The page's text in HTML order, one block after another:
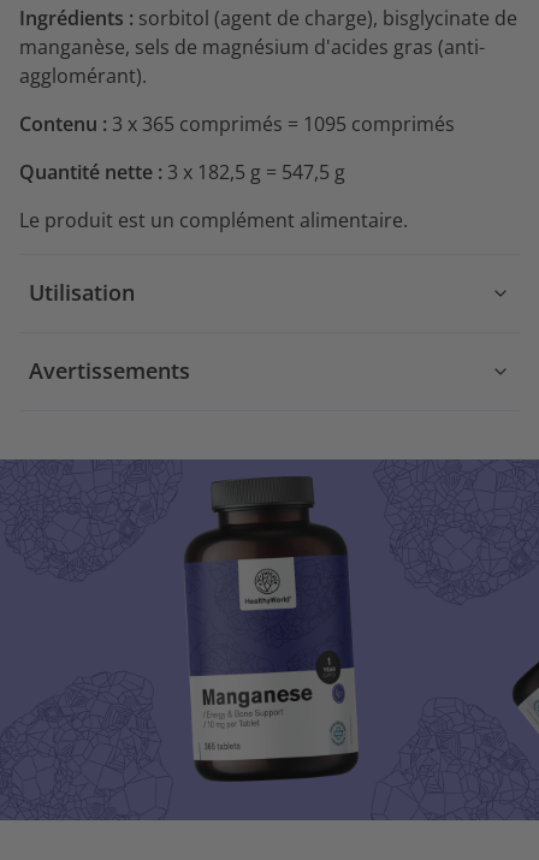
Ingrédients : sorbitol (agent de charge), bisglycinate de
manganèse, sels de magnésium d'acides gras (anti-
agglomérant).
Contenu : 3 x 365 comprimés = 1095 comprimés
Quantité nette : 3 x 182,5 g = 547,5 g
Le produit est un complément alimentaire.
Utilisation
Avertissements